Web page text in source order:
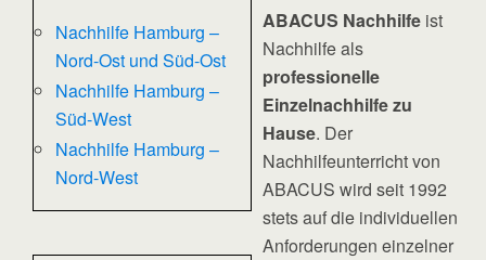
Nachhilfe Hamburg –
Nord-Ost und Süd-Ost
Nachhilfe Hamburg –
Süd-West
Nachhilfe Hamburg –
Nord-West
ABACUS Nachhilfe ist
Nachhilfe als
professionelle
Einzelnachhilfe zu
Hause. Der
Nachhilfeunterricht von
ABACUS wird seit 1992
stets auf die individuellen
Anforderungen einzelner